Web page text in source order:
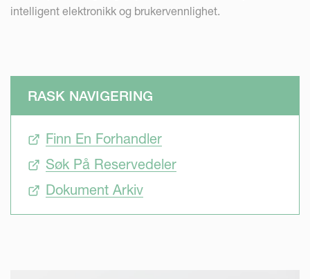
intelligent elektronikk og brukervennlighet.
RASK NAVIGERING
Finn En Forhandler
Søk På Reservedeler
Dokument Arkiv